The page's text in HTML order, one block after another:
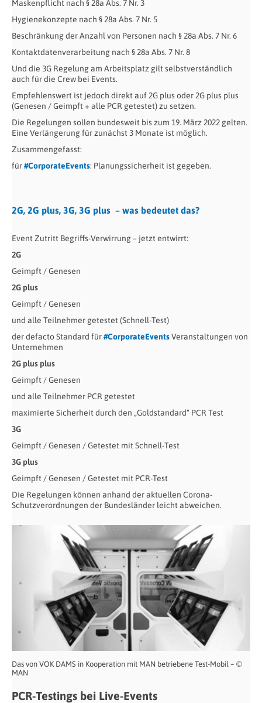
Maskenpflicht nach § 28a Abs. 7 Nr. 3
Hygienekonzepte nach § 28a Abs. 7 Nr. 5
Beschränkung der Anzahl von Personen nach § 28a Abs. 7 Nr. 6
Kontaktdatenverarbeitung nach § 28a Abs. 7 Nr. 8
Und die 3G Regelung am Arbeitsplatz gilt selbstverständlich
auch für die Crew bei Events.
Empfehlenswert ist jedoch direkt auf 2G plus oder 2G plus plus
(Genesen / Geimpft + alle PCR getestet) zu setzen.
Die Regelungen sollen bundesweit bis zum 19. März 2022 gelten.
Eine Verlängerung für zunächst 3 Monate ist möglich.
Zusammengefasst:
für#CorporateEvents: Planungssicherheit ist gegeben.
2G, 2G plus, 3G, 3G plus – was bedeutet das?
Event Zutritt Begriffs-Verwirrung – jetzt entwirrt:
2G
Geimpft / Genesen
2G plus
Geimpft / Genesen
und alle Teilnehmer getestet (Schnell-Test)
der defacto Standard für#CorporateEventsVeranstaltungen von
Unternehmen
2G plus plus
Geimpft / Genesen
und alle Teilnehmer PCR getestet
maximierte Sicherheit durch den „Goldstandard“ PCR Test
3G
Geimpft / Genesen / Getestet mit Schnell-Test
3G plus
Geimpft / Genesen / Getestet mit PCR-Test
Die Regelungen können anhand der aktuellen Corona-
Schutzverordnungen der Bundesländer leicht abweichen.
Das von VOK DAMS in Kooperation mit MAN betriebene Test-Mobil – ©
MAN
PCR-Testings bei Live-Events